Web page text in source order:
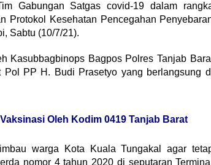
Gabungan Satgas covid-19 dalam
Protokol Kesehatan Pencegahan
Sabtu (10/7/21).
Kasubbagbinops Bagpos Polres Tanjab
PP H. Budi Prasetyo yang berlangsung
Oleh Kodim 0419 Tanjab Barat
warga Kota Kuala Tungakal agar
nomor 4 tahun 2020 di seputaran